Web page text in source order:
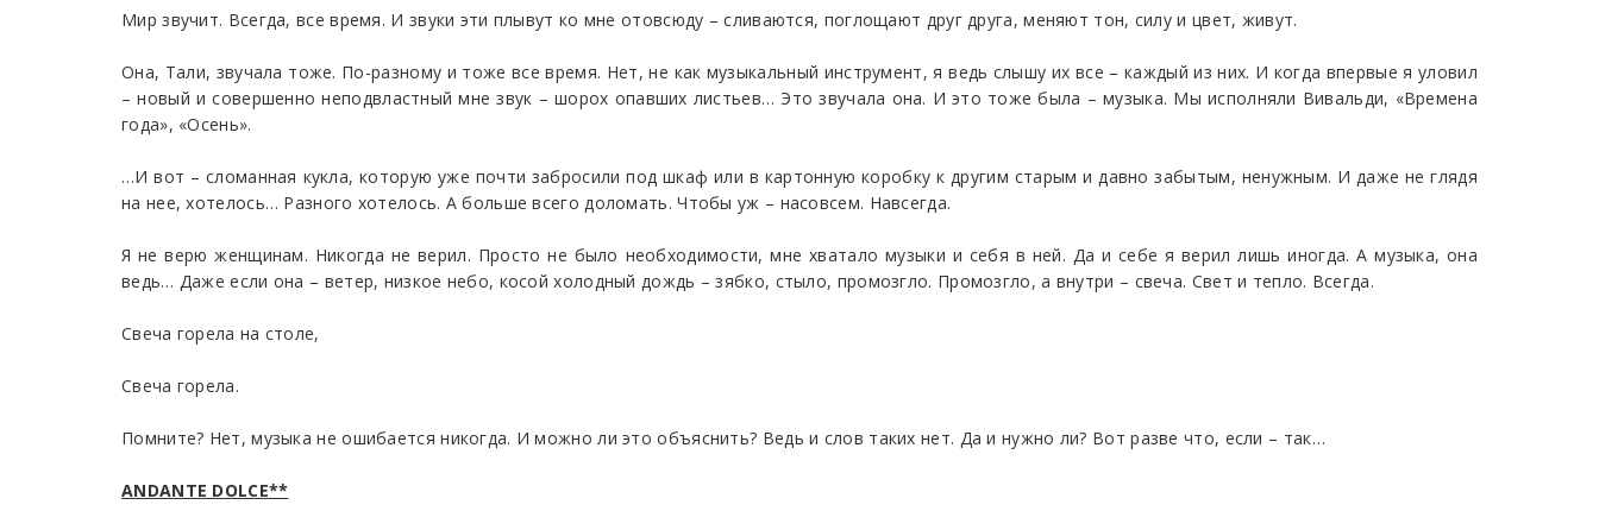
Мир звучит. Всегда, все время. И звуки эти плывут ко мне отовсюду – сливаются, поглощают друг друга, меняют тон, силу и цвет, живут.
Она, Тали, звучала тоже. По-разному и тоже все время. Нет, не как музыкальный инструмент, я ведь слышу их все – каждый из них. И когда впервые я уловил
– новый и совершенно неподвластный мне звук – шорох опавших листьев… Это звучала она. И это тоже была – музыка. Мы исполняли Вивальди, «Времена
года», «Осень».
…И вот – сломанная кукла, которую уже почти забросили под шкаф или в картонную коробку к другим старым и давно забытым, ненужным. И даже не глядя
на нее, хотелось… Разного хотелось. А больше всего доломать. Чтобы уж – насовсем. Навсегда.
Я не верю женщинам. Никогда не верил. Просто не было необходимости, мне хватало музыки и себя в ней. Да и себе я верил лишь иногда. А музыка, она
ведь… Даже если она – ветер, низкое небо, косой холодный дождь – зябко, стыло, промозгло. Промозгло, а внутри – свеча. Свет и тепло. Всегда.
Свеча горела на столе,
Свеча горела.
Помните? Нет, музыка не ошибается никогда. И можно ли это объяснить? Ведь и слов таких нет. Да и нужно ли? Вот разве что, если – так…
ANDANTE DOLCE**